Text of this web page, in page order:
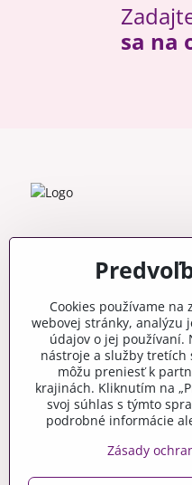
sa na
Cookies používame na
webovej stránky, analýzu
údajov o jej používaní.
nástroje a služby tretích
môžu preniesť k
krajinách. Kliknutím na
svoj súhlas s týmto
podrobné informácie
Zásady